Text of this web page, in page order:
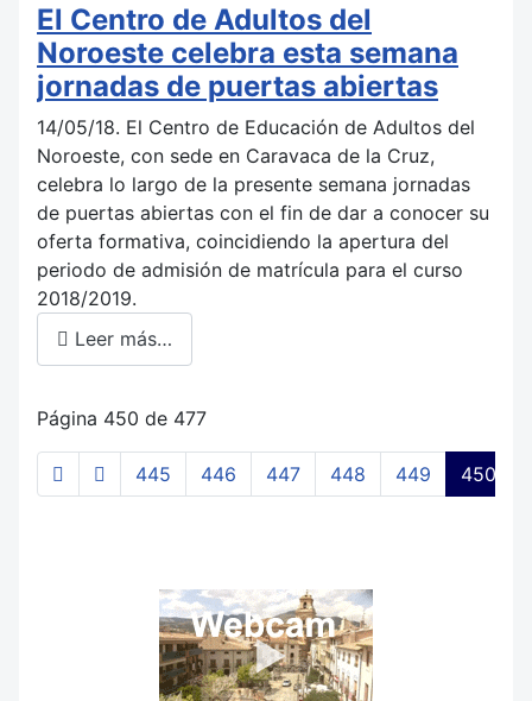
El Centro de Adultos del
Noroeste celebra esta semana
jornadas de puertas abiertas
14/05/18. El Centro de Educación de Adultos del
Noroeste, con sede en Caravaca de la Cruz,
celebra lo largo de la presente semana jornadas
de puertas abiertas con el fin de dar a conocer su
oferta formativa, coincidiendo la apertura del
periodo de admisión de matrícula para el curso
2018/2019.
Leer más…
Página 450 de 477
445 446 447 448 449 450